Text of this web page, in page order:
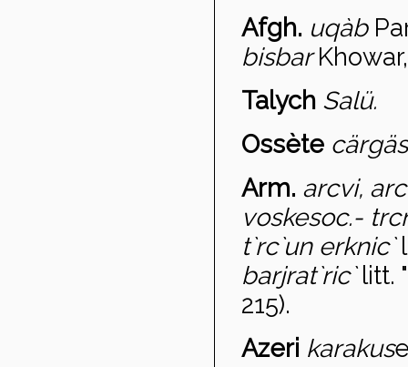
Afgh. uqàb
bisbar
Talych Salü.
Ossète
Arm. arcvi,
voskesoc.- tr
t`rc`un erknic`
barjrat`ric`litt.
215).
Azeri karakus